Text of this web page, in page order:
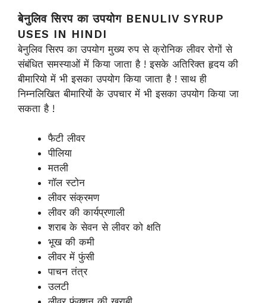
बेनुलिव सिरप का उपयोग BENULIV SYRUP
USES IN HINDI
बेनुलिव सिरप का उपयोग मुख्य रुप से क्रोनिक लीवर रोगों से
संबंधित समस्याओं में किया जाता है ! इसके अतिरिक्त हृदय की
बीमारियो में भी इसका उपयोग किया जाता है ! साथ ही
निम्नलिखित बीमारियों के उपचार में भी इसका उपयोग किया जा
सकता है !
फैटी लीवर
पीलिया
मतली
गॉल स्टोन
लीवर संक्रमण
लीवर की कार्यप्रणाली
शराब के सेवन से लीवर को क्षति
भूख की कमी
लीवर में फुंसी
पाचन तंत्र
उलटी